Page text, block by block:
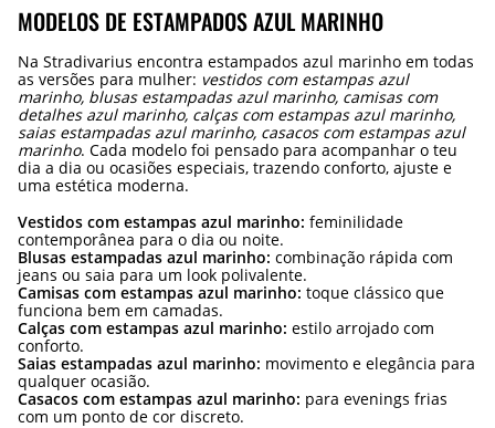
MODELOS DE ESTAMPADOS AZUL MARINHO
Na Stradivarius encontra estampados azul marinho em todas
as versões para mulher: vestidos com estampas azul
marinho, blusas estampadas azul marinho, camisas com
detalhes azul marinho, calças com estampas azul marinho,
saias estampadas azul marinho, casacos com estampas azul
marinho. Cada modelo foi pensado para acompanhar o teu
dia a dia ou ocasiões especiais, trazendo conforto, ajuste e
uma estética moderna.
Vestidos com estampas azul marinho: feminilidade
contemporânea para o dia ou noite.
Blusas estampadas azul marinho: combinação rápida com
jeans ou saia para um look polivalente.
Camisas com estampas azul marinho: toque clássico que
funciona bem em camadas.
Calças com estampas azul marinho: estilo arrojado com
conforto.
Saias estampadas azul marinho: movimento e elegância para
qualquer ocasião.
Casacos com estampas azul marinho: para evenings frias
com um ponto de cor discreto.